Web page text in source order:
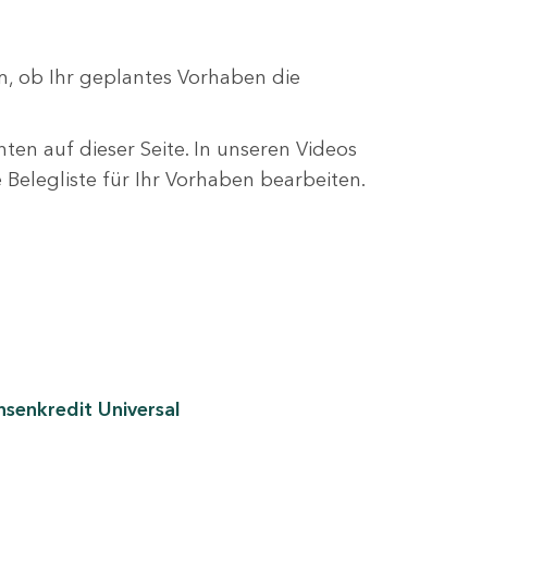
ob Ihr geplantes Vorhaben die
auf dieser Seite. In unseren Videos
für Ihr Vorhaben bearbeiten.
Universal